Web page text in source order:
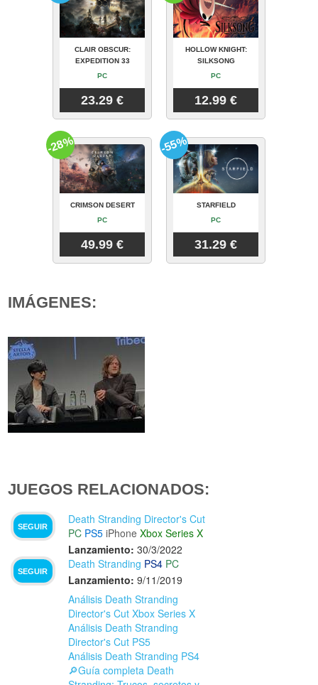
CLAIR OBSCUR:
EXPEDITION 33
PC
23.29 €
HOLLOW KNIGHT:
SILKSONG
PC
12.99 €
CRIMSON DESERT
PC
49.99 €
-28%
STARFIELD
PC
31.29 €
-55%
IMÁGENES:
JUEGOS RELACIONADOS:
SEGUIR
Death Stranding Director's Cut
PC PS5 iPhone Xbox Series X
Lanzamiento: 30/3/2022
SEGUIR
Death Stranding PS4 PC
Lanzamiento: 9/11/2019
Análisis Death Stranding
Director's Cut Xbox Series X
Análisis Death Stranding
Director's Cut PS5
Análisis Death Stranding PS4
🔎Guía completa Death